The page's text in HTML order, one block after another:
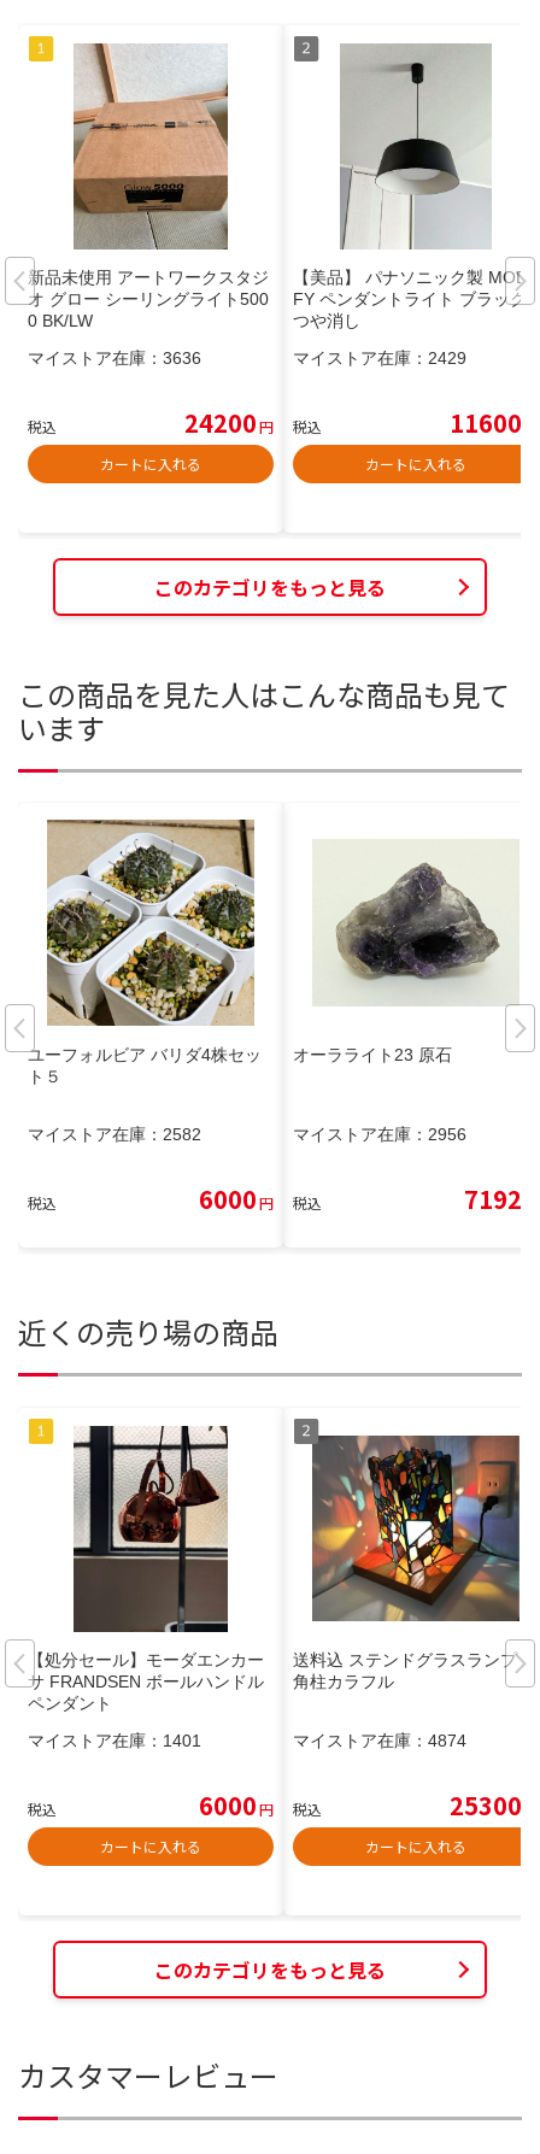
新品未使用 アートワークスタジ
オ グロー シーリングライト500
0 BK/LW
マイストア在庫： 3636
税込 24200円
カートに入れる
【美品】 パナソニック製 MODI
FY ペンダントライト ブラック
つや消し
マイストア在庫： 2429
税込 11600
カートに入れる
このカテゴリをもっと見る
この商品を見た人はこんな商品も見て
います
ユーフォルビア バリダ4株セッ
ト５
マイストア在庫： 2582
税込 6000円
オーラライト23 原石
マイストア在庫： 2956
税込 7192
近くの売り場の商品
【処分セール】モーダエンカー
サ FRANDSEN ボールハンドル
ペンダント
マイストア在庫： 1401
税込 6000円
カートに入れる
送料込 ステンドグラスランプ 四
角柱カラフル
マイストア在庫： 4874
税込 25300
カートに入れる
このカテゴリをもっと見る
カスタマーレビュー